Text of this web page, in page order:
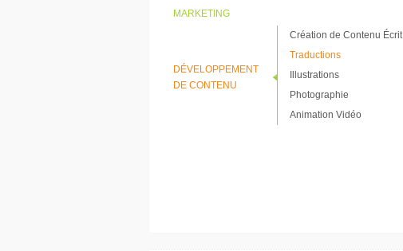
MARKETING
DÉVELOPPEMENT
DE CONTENU
Création de Contenu Écrit
Traductions
Illustrations
Photographie
Animation Vidéo